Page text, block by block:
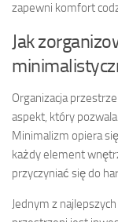
zapewni komfort
Jak
Organizacja
aspekt, który
Minimalizm opiera
każdy element
przyczyniać się do
Jednym z